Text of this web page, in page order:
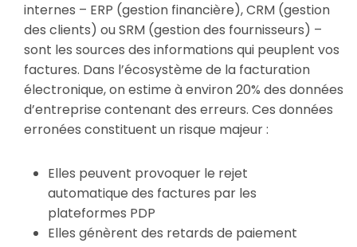
internes – ERP (gestion financière), CRM (gestion
des clients) ou SRM (gestion des fournisseurs) –
sont les sources des informations qui peuplent vos
factures. Dans l’écosystème de la facturation
électronique, on estime à environ 20% des données
d’entreprise contenant des erreurs. Ces données
erronées constituent un risque majeur :
Elles peuvent provoquer le rejet
automatique des factures par les
plateformes PDP
Elles génèrent des retards de paiement